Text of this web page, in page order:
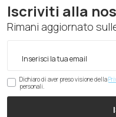
Iscriviti alla
Rimani aggiornato
Dichiaro di aver preso visione della
personali.